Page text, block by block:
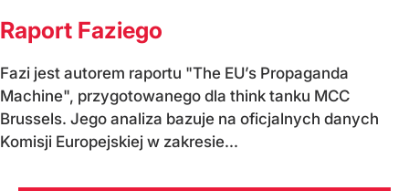
Raport Faziego
Fazi jest autorem raportu "The EU’s Propaganda
Machine", przygotowanego dla think tanku MCC
Brussels. Jego analiza bazuje na oficjalnych danych
Komisji Europejskiej w zakresie...